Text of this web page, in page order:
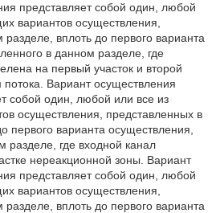
представляет собой один, любой
вариантов осуществления,
вплоть до первого варианта
в данном разделе, где
на первый участок и второй
потока. Вариант осуществления
собой один, любой или все из
осуществления, представленных в
первого варианта осуществления,
разделе, где входной канал
нереакционной зоны. Вариант
представляет собой один, любой
вариантов осуществления,
вплоть до первого варианта